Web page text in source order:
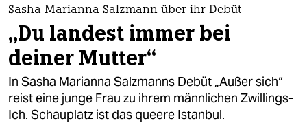
themen
politik
öko
gesellschaft
Sasha Marianna Salzmann über ihr Debüt
„Du landest immer bei
deiner Mutter“
In Sasha Marianna Salzmanns Debüt „Außer sich“
reist eine junge Frau zu ihrem männlichen Zwillings-
Ich. Schauplatz ist das queere Istanbul.